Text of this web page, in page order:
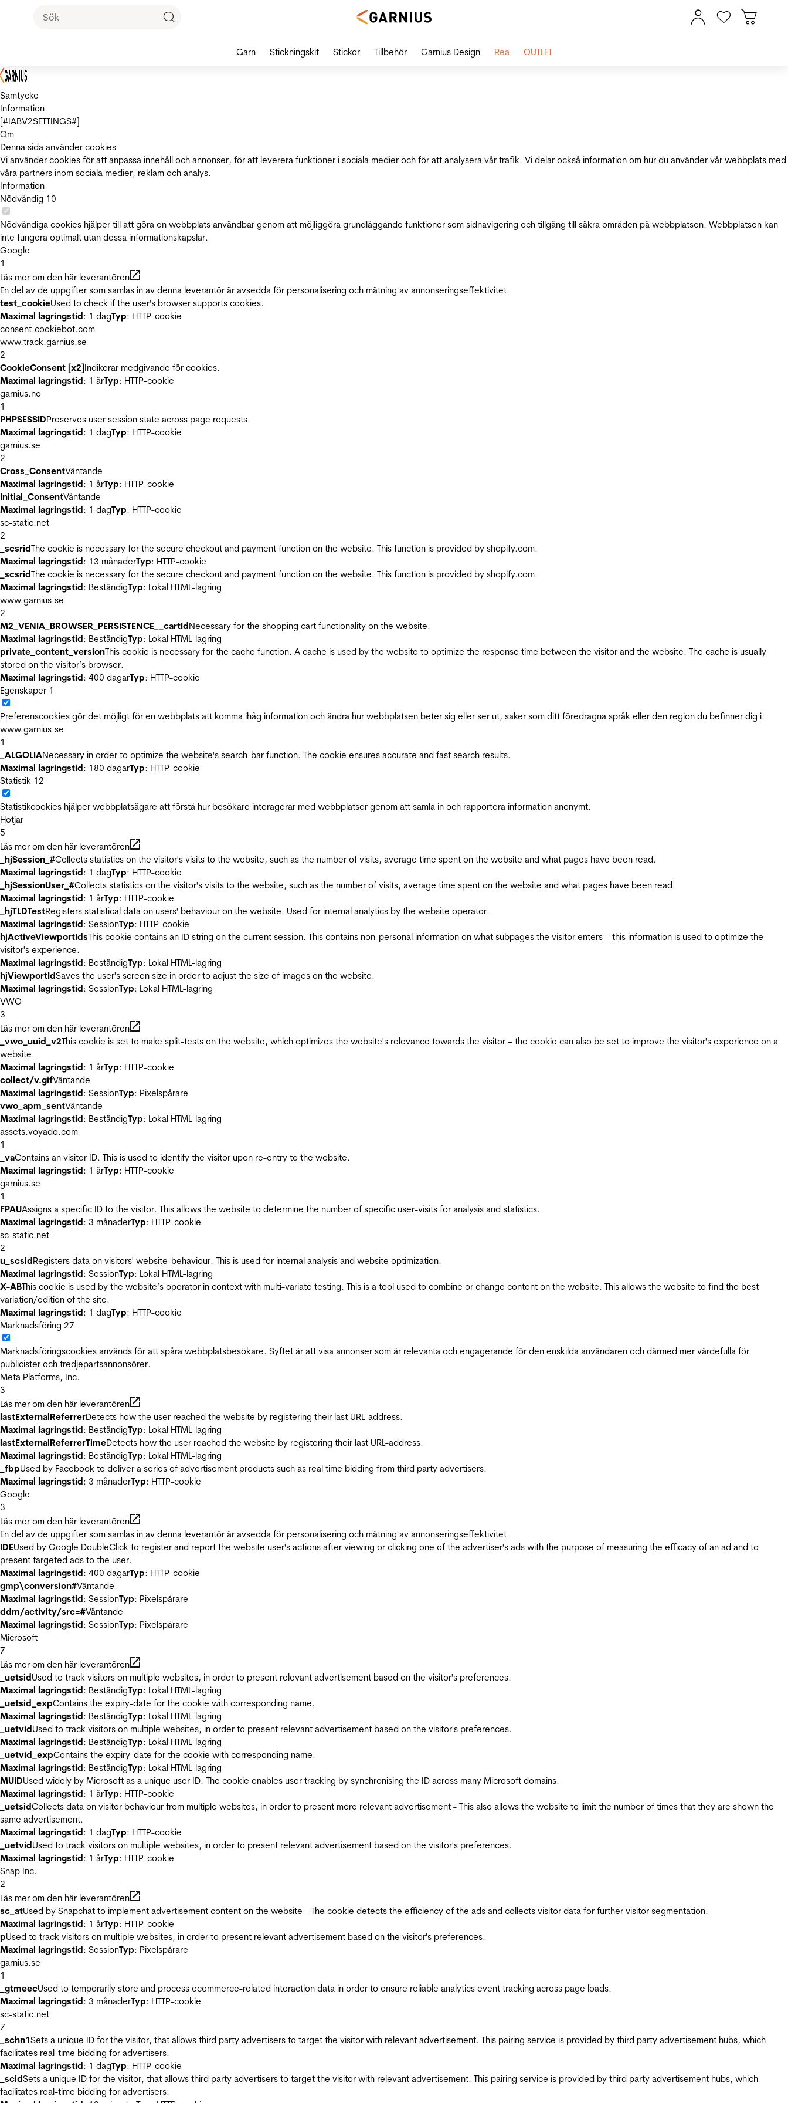
Samtycke
Information
[#IABV2SETTINGS#]
Om
Denna sida använder cookies
Vi använder cookies för att anpassa innehåll och annonser, för att leverera funktioner i sociala medier och för att analysera vår trafik. Vi delar också information om hur du använder vår webbplats med
våra partners inom sociala medier, reklam och analys.
Information
Nödvändig 10
Nödvändiga cookies hjälper till att göra en webbplats användbar genom att möjliggöra grundläggande funktioner som sidnavigering och tillgång till säkra områden på webbplatsen. Webbplatsen kan
inte fungera optimalt utan dessa informationskapslar.
Google
1
Läs mer om den här leverantören
En del av de uppgifter som samlas in av denna leverantör är avsedda för personalisering och mätning av annonseringseffektivitet.
test_cookieUsed to check if the user's browser supports cookies.
Maximal lagringstid: 1 dagTyp: HTTP-cookie
consent.cookiebot.com
www.track.garnius.se
2
CookieConsent [x2]Indikerar medgivande för cookies.
Maximal lagringstid: 1 årTyp: HTTP-cookie
garnius.no
1
PHPSESSIDPreserves user session state across page requests.
Maximal lagringstid: 1 dagTyp: HTTP-cookie
garnius.se
2
Cross_ConsentVäntande
Maximal lagringstid: 1 årTyp: HTTP-cookie
Initial_ConsentVäntande
Maximal lagringstid: 1 dagTyp: HTTP-cookie
sc-static.net
2
_scsridThe cookie is necessary for the secure checkout and payment function on the website. This function is provided by shopify.com.
Maximal lagringstid: 13 månaderTyp: HTTP-cookie
_scsridThe cookie is necessary for the secure checkout and payment function on the website. This function is provided by shopify.com.
Maximal lagringstid: BeständigTyp: Lokal HTML-lagring
www.garnius.se
2
M2_VENIA_BROWSER_PERSISTENCE__cartIdNecessary for the shopping cart functionality on the website.
Maximal lagringstid: BeständigTyp: Lokal HTML-lagring
private_content_versionThis cookie is necessary for the cache function. A cache is used by the website to optimize the response time between the visitor and the website. The cache is usually
stored on the visitor’s browser.
Maximal lagringstid: 400 dagarTyp: HTTP-cookie
Egenskaper 1
Preferenscookies gör det möjligt för en webbplats att komma ihåg information och ändra hur webbplatsen beter sig eller ser ut, saker som ditt föredragna språk eller den region du befinner dig i.
www.garnius.se
1
_ALGOLIANecessary in order to optimize the website's search-bar function. The cookie ensures accurate and fast search results.
Maximal lagringstid: 180 dagarTyp: HTTP-cookie
Statistik 12
Statistikcookies hjälper webbplatsägare att förstå hur besökare interagerar med webbplatser genom att samla in och rapportera information anonymt.
Hotjar
5
Läs mer om den här leverantören
_hjSession_#Collects statistics on the visitor's visits to the website, such as the number of visits, average time spent on the website and what pages have been read.
Maximal lagringstid: 1 dagTyp: HTTP-cookie
_hjSessionUser_#Collects statistics on the visitor's visits to the website, such as the number of visits, average time spent on the website and what pages have been read.
Maximal lagringstid: 1 årTyp: HTTP-cookie
_hjTLDTestRegisters statistical data on users' behaviour on the website. Used for internal analytics by the website operator.
Maximal lagringstid: SessionTyp: HTTP-cookie
hjActiveViewportIdsThis cookie contains an ID string on the current session. This contains non-personal information on what subpages the visitor enters – this information is used to optimize the
visitor's experience.
Maximal lagringstid: BeständigTyp: Lokal HTML-lagring
hjViewportIdSaves the user's screen size in order to adjust the size of images on the website.
Maximal lagringstid: SessionTyp: Lokal HTML-lagring
VWO
3
Läs mer om den här leverantören
_vwo_uuid_v2This cookie is set to make split-tests on the website, which optimizes the website's relevance towards the visitor – the cookie can also be set to improve the visitor's experience on a
website.
Maximal lagringstid: 1 årTyp: HTTP-cookie
collect/v.gifVäntande
Maximal lagringstid: SessionTyp: Pixelspårare
vwo_apm_sentVäntande
Maximal lagringstid: BeständigTyp: Lokal HTML-lagring
assets.voyado.com
1
_vaContains an visitor ID. This is used to identify the visitor upon re-entry to the website.
Maximal lagringstid: 1 årTyp: HTTP-cookie
garnius.se
1
FPAUAssigns a specific ID to the visitor. This allows the website to determine the number of specific user-visits for analysis and statistics.
Maximal lagringstid: 3 månaderTyp: HTTP-cookie
sc-static.net
2
u_scsidRegisters data on visitors' website-behaviour. This is used for internal analysis and website optimization.
Maximal lagringstid: SessionTyp: Lokal HTML-lagring
X-ABThis cookie is used by the website’s operator in context with multi-variate testing. This is a tool used to combine or change content on the website. This allows the website to find the best
variation/edition of the site.
Maximal lagringstid: 1 dagTyp: HTTP-cookie
Marknadsföring 27
Marknadsföringscookies används för att spåra webbplatsbesökare. Syftet är att visa annonser som är relevanta och engagerande för den enskilda användaren och därmed mer värdefulla för
publicister och tredjepartsannonsörer.
Meta Platforms, Inc.
3
Läs mer om den här leverantören
lastExternalReferrerDetects how the user reached the website by registering their last URL-address.
Maximal lagringstid: BeständigTyp: Lokal HTML-lagring
lastExternalReferrerTimeDetects how the user reached the website by registering their last URL-address.
Maximal lagringstid: BeständigTyp: Lokal HTML-lagring
_fbpUsed by Facebook to deliver a series of advertisement products such as real time bidding from third party advertisers.
Maximal lagringstid: 3 månaderTyp: HTTP-cookie
Google
3
Läs mer om den här leverantören
En del av de uppgifter som samlas in av denna leverantör är avsedda för personalisering och mätning av annonseringseffektivitet.
IDEUsed by Google DoubleClick to register and report the website user's actions after viewing or clicking one of the advertiser's ads with the purpose of measuring the efficacy of an ad and to
present targeted ads to the user.
Maximal lagringstid: 400 dagarTyp: HTTP-cookie
gmp\conversion#Väntande
Maximal lagringstid: SessionTyp: Pixelspårare
ddm/activity/src=#Väntande
Maximal lagringstid: SessionTyp: Pixelspårare
Microsoft
7
Läs mer om den här leverantören
_uetsidUsed to track visitors on multiple websites, in order to present relevant advertisement based on the visitor's preferences.
Maximal lagringstid: BeständigTyp: Lokal HTML-lagring
_uetsid_expContains the expiry-date for the cookie with corresponding name.
Maximal lagringstid: BeständigTyp: Lokal HTML-lagring
_uetvidUsed to track visitors on multiple websites, in order to present relevant advertisement based on the visitor's preferences.
Maximal lagringstid: BeständigTyp: Lokal HTML-lagring
_uetvid_expContains the expiry-date for the cookie with corresponding name.
Maximal lagringstid: BeständigTyp: Lokal HTML-lagring
MUIDUsed widely by Microsoft as a unique user ID. The cookie enables user tracking by synchronising the ID across many Microsoft domains.
Maximal lagringstid: 1 årTyp: HTTP-cookie
_uetsidCollects data on visitor behaviour from multiple websites, in order to present more relevant advertisement - This also allows the website to limit the number of times that they are shown the
same advertisement.
Maximal lagringstid: 1 dagTyp: HTTP-cookie
_uetvidUsed to track visitors on multiple websites, in order to present relevant advertisement based on the visitor's preferences.
Maximal lagringstid: 1 årTyp: HTTP-cookie
Snap Inc.
2
Läs mer om den här leverantören
sc_atUsed by Snapchat to implement advertisement content on the website - The cookie detects the efficiency of the ads and collects visitor data for further visitor segmentation.
Maximal lagringstid: 1 årTyp: HTTP-cookie
pUsed to track visitors on multiple websites, in order to present relevant advertisement based on the visitor's preferences.
Maximal lagringstid: SessionTyp: Pixelspårare
garnius.se
1
_gtmeecUsed to temporarily store and process ecommerce-related interaction data in order to ensure reliable analytics event tracking across page loads.
Maximal lagringstid: 3 månaderTyp: HTTP-cookie
sc-static.net
7
_schn1Sets a unique ID for the visitor, that allows third party advertisers to target the visitor with relevant advertisement. This pairing service is provided by third party advertisement hubs, which
facilitates real-time bidding for advertisers.
Maximal lagringstid: 1 dagTyp: HTTP-cookie
_scidSets a unique ID for the visitor, that allows third party advertisers to target the visitor with relevant advertisement. This pairing service is provided by third party advertisement hubs, which
facilitates real-time bidding for advertisers.
Garn Stickningskit Stickor Tillbehör Garnius Design Rea OUTLET